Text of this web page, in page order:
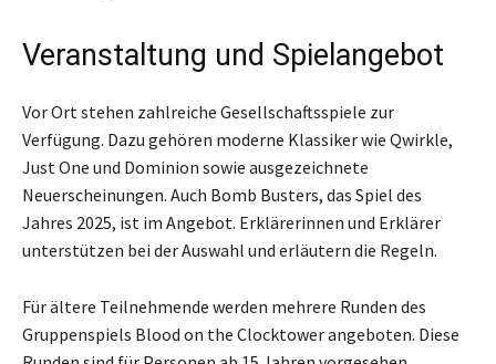
Veranstaltung und Spielangebot
Vor Ort stehen zahlreiche Gesellschaftsspiele zur
Verfügung. Dazu gehören moderne Klassiker wie Qwirkle,
Just One und Dominion sowie ausgezeichnete
Neuerscheinungen. Auch Bomb Busters, das Spiel des
Jahres 2025, ist im Angebot. Erklärerinnen und Erklärer
unterstützen bei der Auswahl und erläutern die Regeln.
Für ältere Teilnehmende werden mehrere Runden des
Gruppenspiels Blood on the Clocktower angeboten. Diese